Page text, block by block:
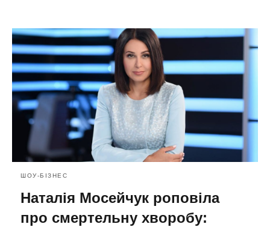
ШОУ-БІЗНЕС
Наталія Мосейчук роповіла
про смертельну хворобу: